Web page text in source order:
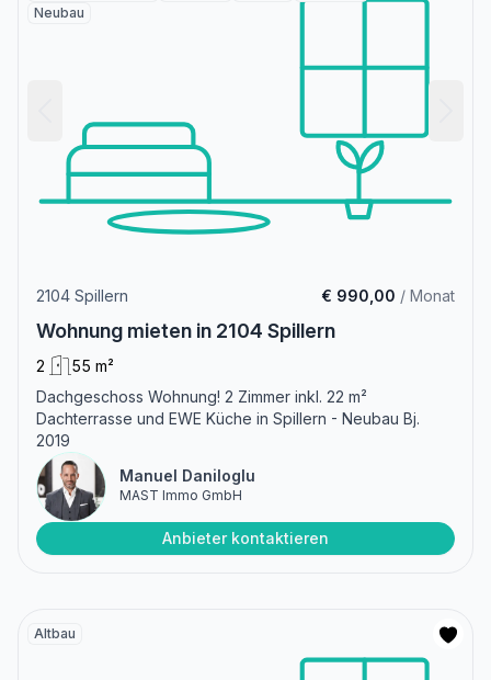
Neubau
2104 Spillern € 990,00 / Monat
Wohnung mieten in 2104 Spillern
2
55 m²
Dachgeschoss Wohnung! 2 Zimmer inkl. 22 m²
Dachterrasse und EWE Küche in Spillern - Neubau Bj.
2019
Manuel Daniloglu
MAST Immo GmbH
Anbieter kontaktieren
Altbau